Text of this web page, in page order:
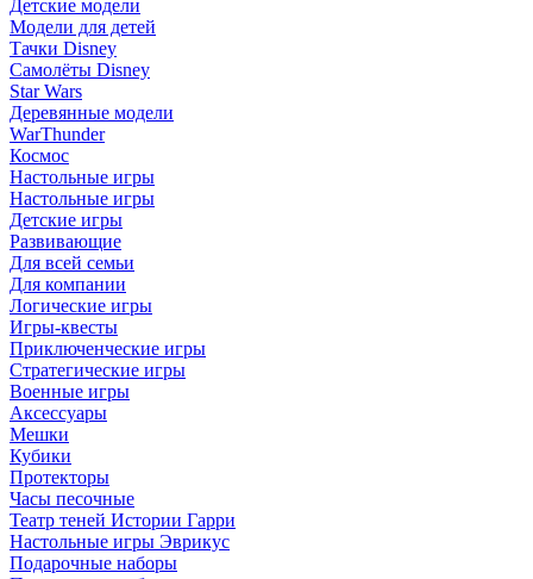
Детские модели
Модели для детей
Тачки Disney
Самолёты Disney
Star Wars
Деревянные модели
WarThunder
Космос
Настольные игры
Настольные игры
Детские игры
Развивающие
Для всей семьи
Для компании
Логические игры
Игры-квесты
Приключенческие игры
Стратегические игры
Военные игры
Аксессуары
Мешки
Кубики
Протекторы
Часы песочные
Театр теней Истории Гарри
Настольные игры Эврикус
Подарочные наборы